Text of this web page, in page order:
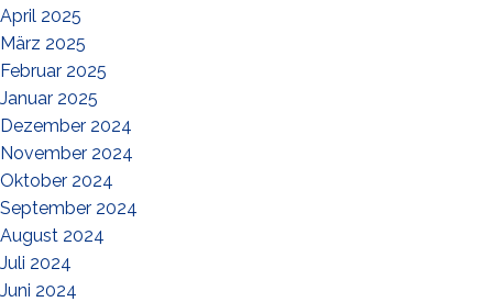
April 2025
März 2025
Februar 2025
Januar 2025
Dezember 2024
November 2024
Oktober 2024
September 2024
August 2024
Juli 2024
Juni 2024